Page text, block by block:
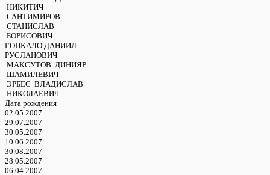
НИКИТИЧ
САНТИМИРОВ
СТАНИСЛАВ
БОРИСОВИЧ
ГОПКАЛО ДАНИИЛ
РУСЛАНОВИЧ
МАКСУТОВ ДИНИЯР
ШАМИЛЕВИЧ
ЭРБЕС ВЛАДИСЛАВ
НИКОЛАЕВИЧ
Дата рождения
02.05.2007
29.07.2007
30.05.2007
10.06.2007
30.08.2007
28.05.2007
06.04.2007